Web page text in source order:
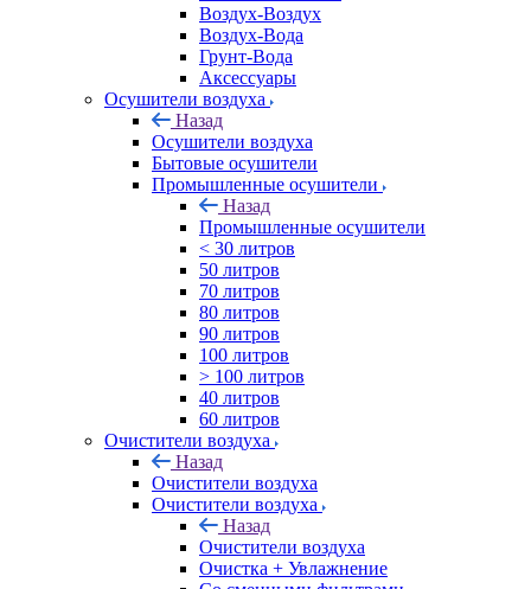
Воздух-Воздух
Воздух-Вода
Грунт-Вода
Аксессуары
Осушители воздуха
Назад
Осушители воздуха
Бытовые осушители
Промышленные осушители
Назад
Промышленные осушители
< 30 литров
50 литров
70 литров
80 литров
90 литров
100 литров
> 100 литров
40 литров
60 литров
Очистители воздуха
Назад
Очистители воздуха
Очистители воздуха
Назад
Очистители воздуха
Очистка + Увлажнение